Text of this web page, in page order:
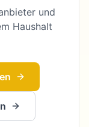
und
Haushalt